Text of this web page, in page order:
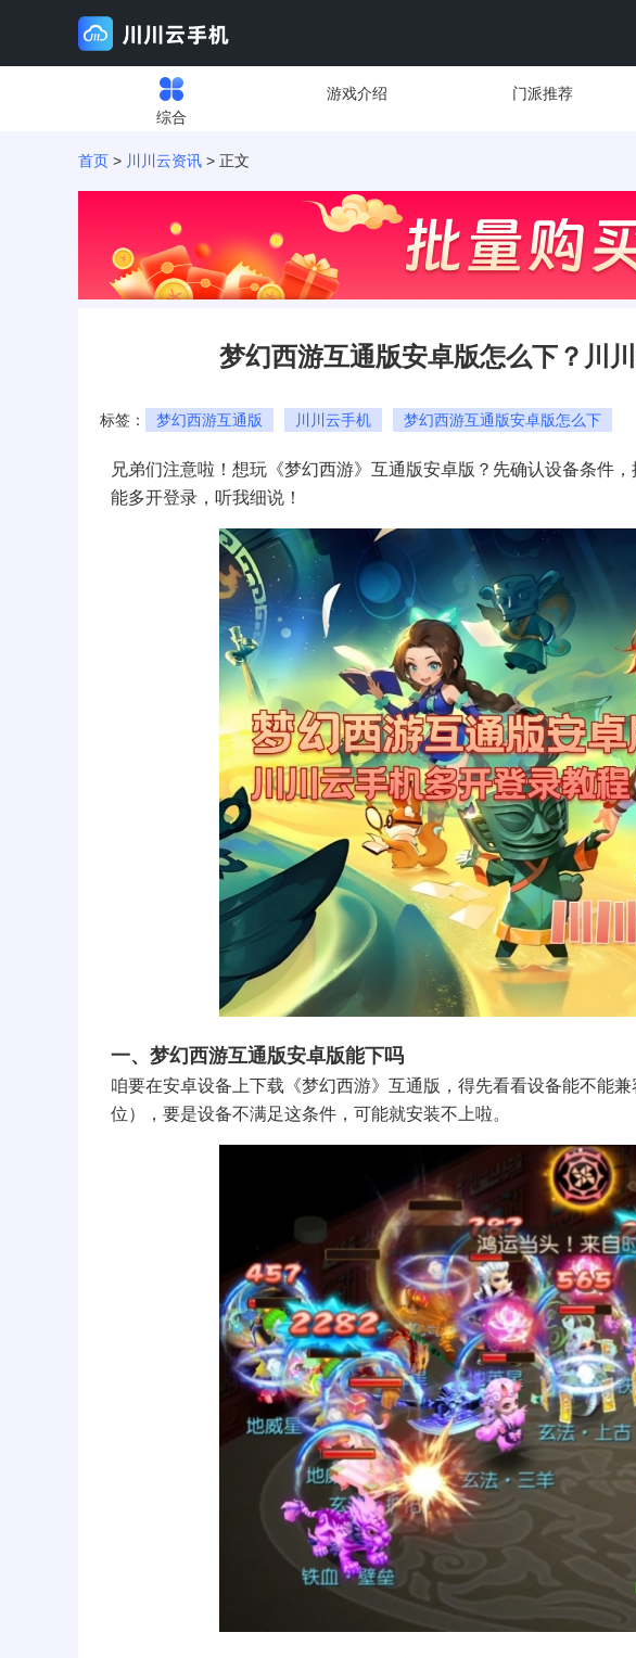
综合
游戏介绍 门派推荐
首页 > 川川云资讯 > 正文
梦幻西游互通版安卓版怎么下？川
标签： 梦幻西游互通版 川川云手机 梦幻西游互通版安卓版怎么下
兄弟们注意啦！想玩《梦幻西游》互通版安卓版？先确认设备条件
能多开登录，听我细说！
一、梦幻西游互通版安卓版能下吗
咱要在安卓设备上下载《梦幻西游》互通版，得先看看设备能不能
位），要是设备不满足这条件，可能就安装不上啦。